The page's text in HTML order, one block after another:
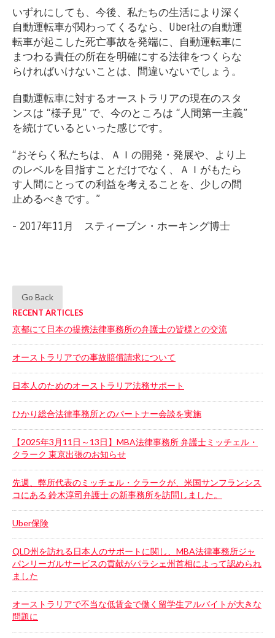
いずれにしても、今後、私たちの生活により深く
自動運転車が関わってくるなら、Uber社の自動運
転車が起こした死亡事故を発端に、自動運転車に
まつわる責任の所在を明確にする法律をつくらな
らければいけないことは、間違いないでしょう。
自動運転車に対するオーストラリアの現在のスタ
ンスは “様子見” で、今のところは “人間第一主義”
を続けているといった感じです。
“おそらく私たちは、ＡＩの開発・発展や、より上
のレベルを目指すことだけでなく、ＡＩがもたら
す人間にとっての利益を考えることを、少しの間
止めるべきです。”
- 2017年11月 スティーブン・ホーキング博士
Go Back
RECENT ARTICLES
京都にて日本の提携法律事務所の弁護士の皆様との交流
オーストラリアでの事故賠償請求について
日本人のためのオーストラリア法務サポート
ひかり総合法律事務所とのパートナー会談を実施
【2025年3月11日～13日】MBA法律事務所 弁護士ミッチェル・
クラーク 東京出張のお知らせ
先週、弊所代表のミッチェル・クラークが、米国サンフランシス
コにある 鈴木淳司弁護士 の新事務所を訪問しました。
Uber保険
QLD州を訪れる日本人のサポートに関し、MBA法律事務所ジャ
パンリーガルサービスの貢献がパラシェ州首相によって認められ
ました
オーストラリアで不当な低賃金で働く留学生アルバイトが大きな
問題に